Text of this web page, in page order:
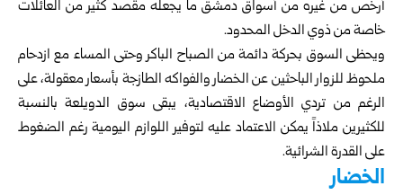
أرخص من غيره من أسواق دمشق ما يجعله مقصد كثير من العائلات
خاصة من ذوي الدخل المحدود.
ويحظى السوق بحركة دائمة من الصباح الباكر وحتى المساء مع ازدحام
ملحوظ للزوار الباحثين عن الخضار والفواكه الطازجة بأسعار معقولة، على
الرغم من تردي الأوضاع الاقتصادية، يبقى سوق الدويلعة بالنسبة
للكثيرين ملاذاً يمكن الاعتماد عليه لتوفير اللوازم اليومية رغم الضغوط
على القدرة الشرائية.
الخضار